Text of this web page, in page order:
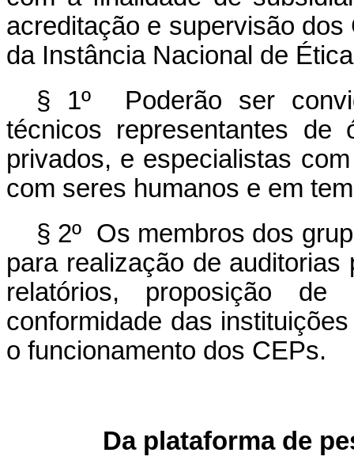
acreditação e supervisão
da Instância Nacional de
§ 1º Poderão ser
técnicos representantes
privados, e especialistas
com seres humanos e em
§ 2º Os membros dos
para realização de
relatórios, proposição de
conformidade das
o funcionamento dos CEPs.
Da plataforma de